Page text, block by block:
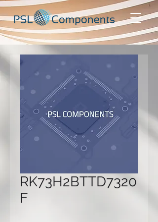
RK73H2BTTD7320
F